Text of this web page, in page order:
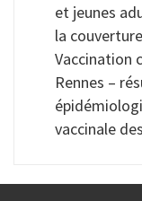
et jeunes
la
Vaccination
Rennes –
vaccinale